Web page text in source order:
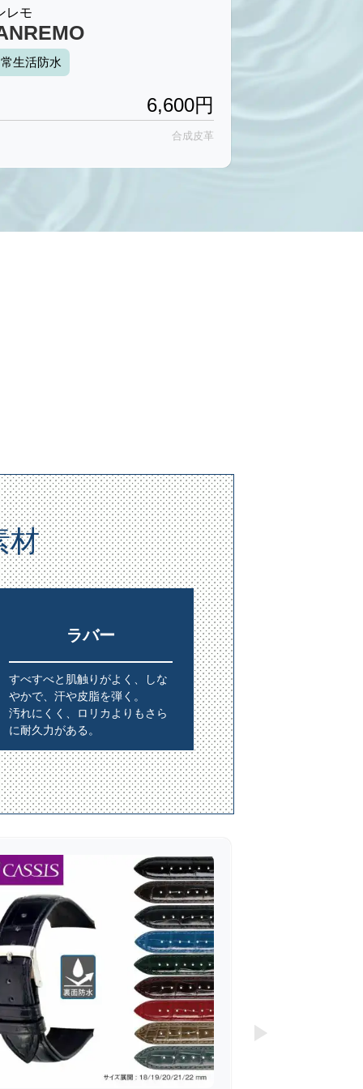
レモ
生活防水
6,600円
合成皮革
材
ラバー
すべすべと肌触りがよく、しな
やかで、汗や皮脂を弾く。
汚れにくく、ロリカよりもさら
に耐久力がある。
▶